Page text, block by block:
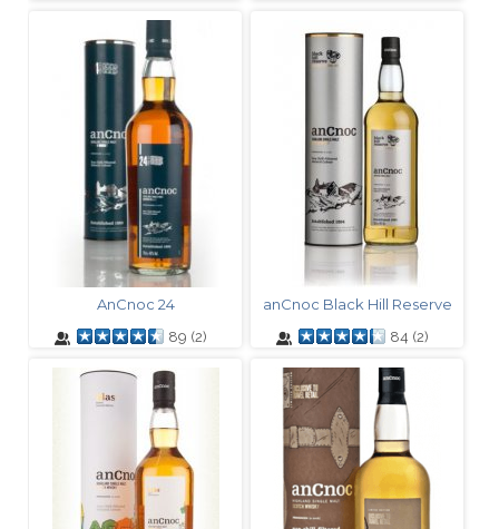
AnCnoc 24
89 (2)
anCnoc Black Hill Reserve
84 (2)